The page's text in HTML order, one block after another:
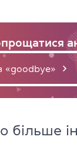
«goodbye»
більше